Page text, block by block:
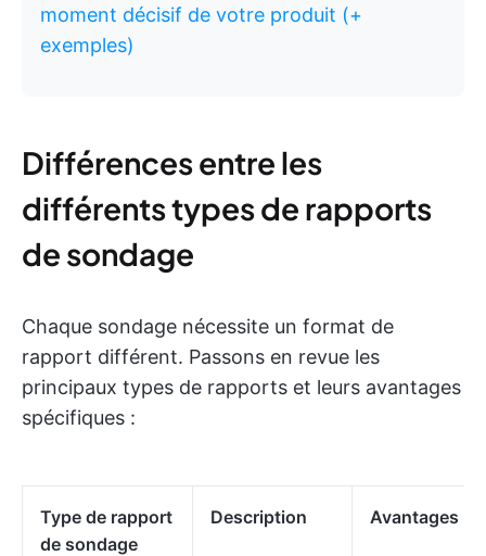
moment décisif de votre produit (+
exemples)
Différences entre les
différents types de rapports
de sondage
Chaque sondage nécessite un format de
rapport différent. Passons en revue les
principaux types de rapports et leurs avantages
spécifiques :
Type de rapport
de sondage
Description Avantages